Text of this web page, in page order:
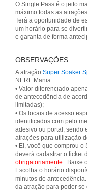
O Single Pass é o jeito
máximo todas as
Terá a oportunidade de
um horário para se
e garanta de forma
OBSERVAÇÕES
A atração Super Soaker
NERF Mania.
• Valor diferenciado
de antecedência de
limitadas);
• Os locais de acesso
identificados com pelo
adesivo ou portal, sendo
atrações para utilização
• Ei, você que comprou
deverá cadastrar o ticket
obrigatoriamente . Baixe
Escolha o horário
minutos de
da atração para poder se